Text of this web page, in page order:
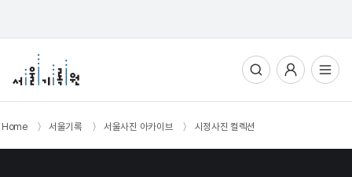
전체메뉴열기
Home 〉 서울기록 〉 서울사진 아카이브 〉 시정사진 컬렉션